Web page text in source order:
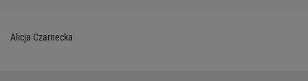
Alicja Czarnecka